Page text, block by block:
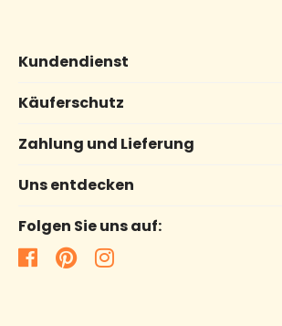
Kundendienst
Käuferschutz
Zahlung und Lieferung
Uns entdecken
Folgen Sie uns auf: